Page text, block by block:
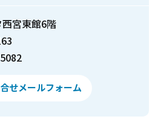
宮東館6階
せメールフォーム